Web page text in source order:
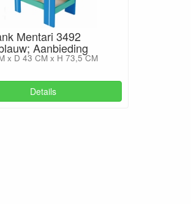
Mentari 3492
Aanbieding
x D 43 CM x H 73,5 CM
Details